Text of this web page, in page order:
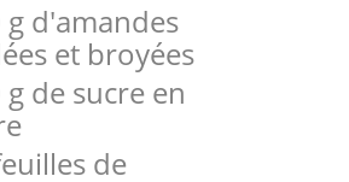
g d'amandes
et broyées
de sucre en
de